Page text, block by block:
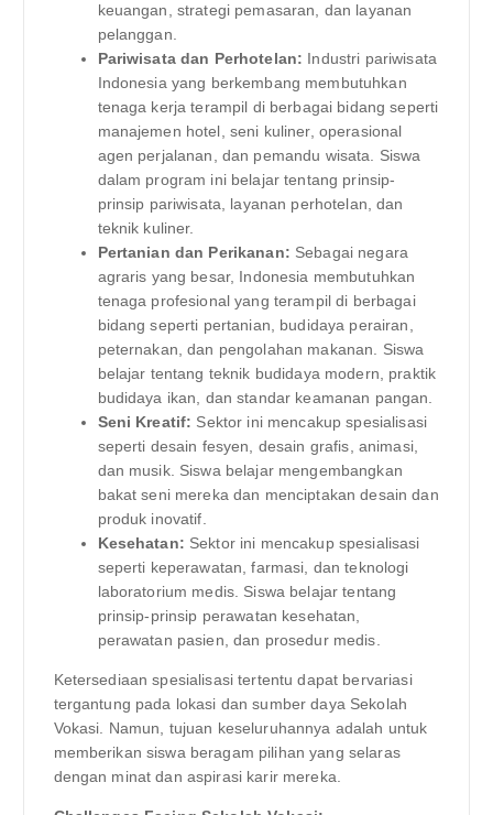
keuangan, strategi pemasaran, dan layanan
pelanggan.
Pariwisata dan Perhotelan: Industri pariwisata
Indonesia yang berkembang membutuhkan
tenaga kerja terampil di berbagai bidang seperti
manajemen hotel, seni kuliner, operasional
agen perjalanan, dan pemandu wisata. Siswa
dalam program ini belajar tentang prinsip-
prinsip pariwisata, layanan perhotelan, dan
teknik kuliner.
Pertanian dan Perikanan: Sebagai negara
agraris yang besar, Indonesia membutuhkan
tenaga profesional yang terampil di berbagai
bidang seperti pertanian, budidaya perairan,
peternakan, dan pengolahan makanan. Siswa
belajar tentang teknik budidaya modern, praktik
budidaya ikan, dan standar keamanan pangan.
Seni Kreatif: Sektor ini mencakup spesialisasi
seperti desain fesyen, desain grafis, animasi,
dan musik. Siswa belajar mengembangkan
bakat seni mereka dan menciptakan desain dan
produk inovatif.
Kesehatan: Sektor ini mencakup spesialisasi
seperti keperawatan, farmasi, dan teknologi
laboratorium medis. Siswa belajar tentang
prinsip-prinsip perawatan kesehatan,
perawatan pasien, dan prosedur medis.
Ketersediaan spesialisasi tertentu dapat bervariasi
tergantung pada lokasi dan sumber daya Sekolah
Vokasi. Namun, tujuan keseluruhannya adalah untuk
memberikan siswa beragam pilihan yang selaras
dengan minat dan aspirasi karir mereka.